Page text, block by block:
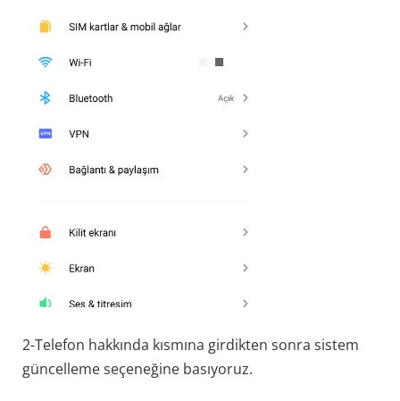
2-Telefon hakkında kısmına girdikten sonra sistem
güncelleme seçeneğine basıyoruz.